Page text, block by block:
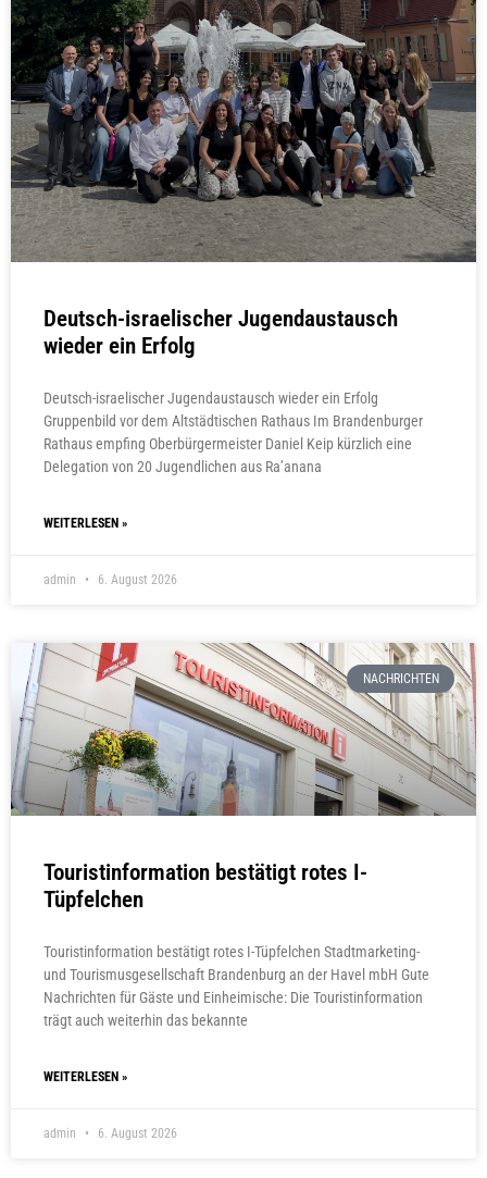
Deutsch-israelischer Jugendaustausch
wieder ein Erfolg
Deutsch-israelischer Jugendaustausch wieder ein Erfolg
Gruppenbild vor dem Altstädtischen Rathaus Im Brandenburger
Rathaus empfing Oberbürgermeister Daniel Keip kürzlich eine
Delegation von 20 Jugendlichen aus Ra’anana
WEITERLESEN »
admin 6. August 2026
NACHRICHTEN
Touristinformation bestätigt rotes I-
Tüpfelchen
Touristinformation bestätigt rotes I-Tüpfelchen Stadtmarketing-
und Tourismusgesellschaft Brandenburg an der Havel mbH Gute
Nachrichten für Gäste und Einheimische: Die Touristinformation
trägt auch weiterhin das bekannte
WEITERLESEN »
admin 6. August 2026